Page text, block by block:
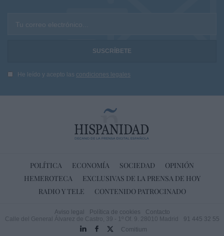
Tu correo electrónico...
He leído y acepto las condiciones legales
POLÍTICA ECONOMÍA SOCIEDAD
OPINIÓN
HEMEROTECA
EXCLUSIVAS DE LA PRENSA DE HOY
RADIO Y TELE
CONTENIDO PATROCINADO
Aviso legal Política de cookies
Contacto
Calle del General Álvarez de Castro, 39 - 1º Of. 9. 28010 Madrid
91 445 32 55
Comitium